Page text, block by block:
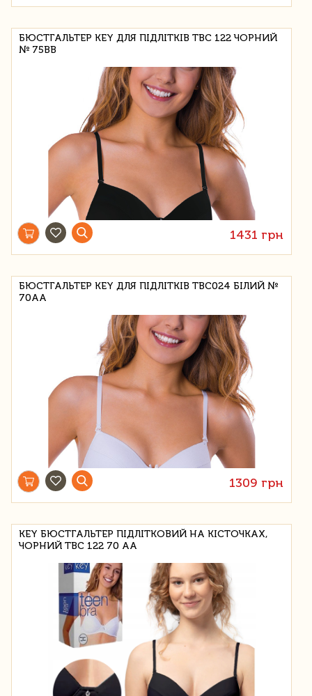
БЮСТГАЛЬТЕР KEY ДЛЯ ПІДЛІТКІВ TBC 122 ЧОРНИЙ
№ 75BB
1431 грн
БЮСТГАЛЬТЕР KEY ДЛЯ ПІДЛІТКІВ TBC024 БІЛИЙ №
70AA
1309 грн
KEY БЮСТГАЛЬТЕР ПІДЛІТКОВИЙ НА КІСТОЧКАХ,
ЧОРНИЙ TBC 122 70 AA